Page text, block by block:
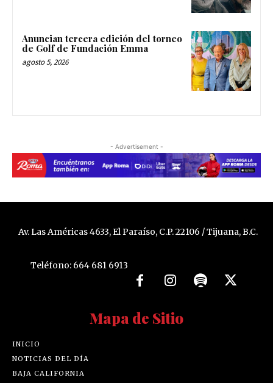
Anuncian tercera edición del torneo
de Golf de Fundación Emma
agosto 5, 2026
- Advertisement -
Av. Las Américas 4633, El Paraíso, C.P. 22106 / Tijuana, B.C.
Teléfono: 664 681 6913
Mapa de Sitio
INICIO
NOTICIAS DEL DÍA
BAJA CALIFORNIA